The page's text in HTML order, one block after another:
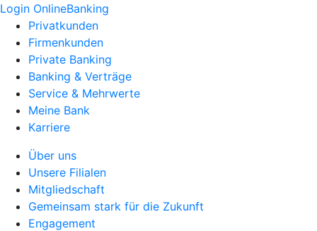
Login OnlineBanking
Privatkunden
Firmenkunden
Private Banking
Banking & Verträge
Service & Mehrwerte
Meine Bank
Karriere
Über uns
Unsere Filialen
Mitgliedschaft
Gemeinsam stark für die Zukunft
Engagement